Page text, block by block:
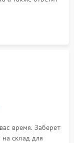
время. Заберет
склад для